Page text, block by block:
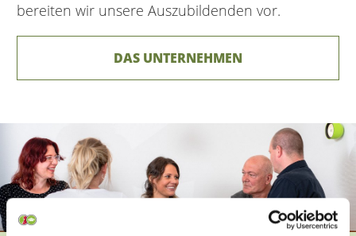
bereiten wir unsere Auszubildenden vor.
DAS UNTERNEHMEN